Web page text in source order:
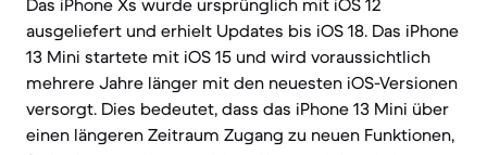
Das iPhone Xs wurde ursprünglich mit iOS 12
ausgeliefert und erhielt Updates bis iOS 18. Das iPhone
13 Mini startete mit iOS 15 und wird voraussichtlich
mehrere Jahre länger mit den neuesten iOS-Versionen
versorgt. Dies bedeutet, dass das iPhone 13 Mini über
einen längeren Zeitraum Zugang zu neuen Funktionen,